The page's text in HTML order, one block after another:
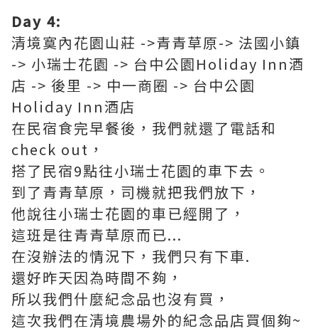
Day 4:
清境寞內花園山莊 ->青青草原-> 法國小鎮
-> 小瑞士花園 -> 台中公園Holiday Inn酒
店 -> 後里 -> 中一商圈 -> 台中公園
Holiday Inn酒店
在民宿食完早餐後，我們就還了電話和
check out，
搭了民宿9點往小瑞士花園的車下去。
到了青青草原，司機就把我們放下，
他說往小瑞士花園的車已經開了，
這班是往青青草原而已...
在沒辦法的情況下，我們只有下車.
還好昨天因為時間不夠，
所以我們什麼紀念品也沒有買，
這次我們在清境農場外的紀念品店買個夠~